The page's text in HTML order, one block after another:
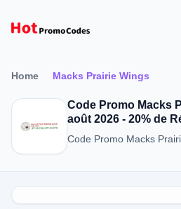
Home Macks Prairie Wings
Code Promo Macks
août 2026 - 20% de
Code Promo Macks